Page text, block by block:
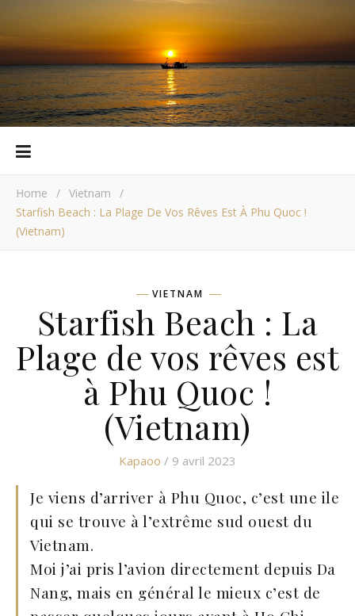
Home / Vietnam
/
Starfish Beach : La Plage De Vos Rêves Est À Phu Quoc !
(Vietnam)
VIETNAM
Starfish Beach : La
Plage de vos rêves est
à Phu Quoc !
(Vietnam)
Kapaoo / 9 avril 2023
Je viens d’arriver à Phu Quoc, c’est une ile
qui se trouve à l’extrême sud ouest du
Vietnam.
Moi j’ai pris l’avion directement depuis Da
Nang, mais en général le mieux c’est de